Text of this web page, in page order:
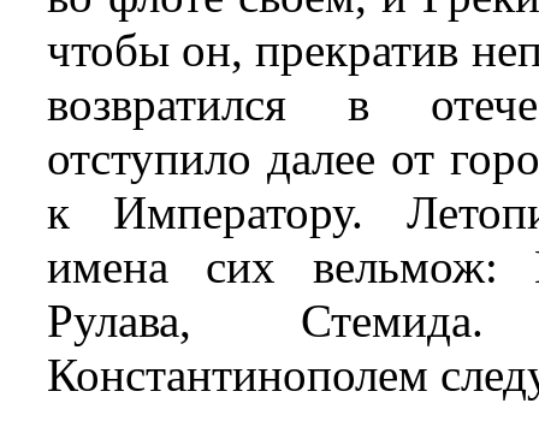
чтобы он, прекратив
возвратился в
отступило далее от
к Императору.
имена сих вельмож:
Рулава,
Константинополем